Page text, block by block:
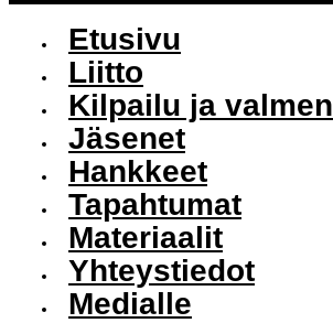
Etusivu
Liitto
Kilpailu ja
Jäsenet
Hankkeet
Tapahtumat
Materiaalit
Yhteystiedot
Medialle